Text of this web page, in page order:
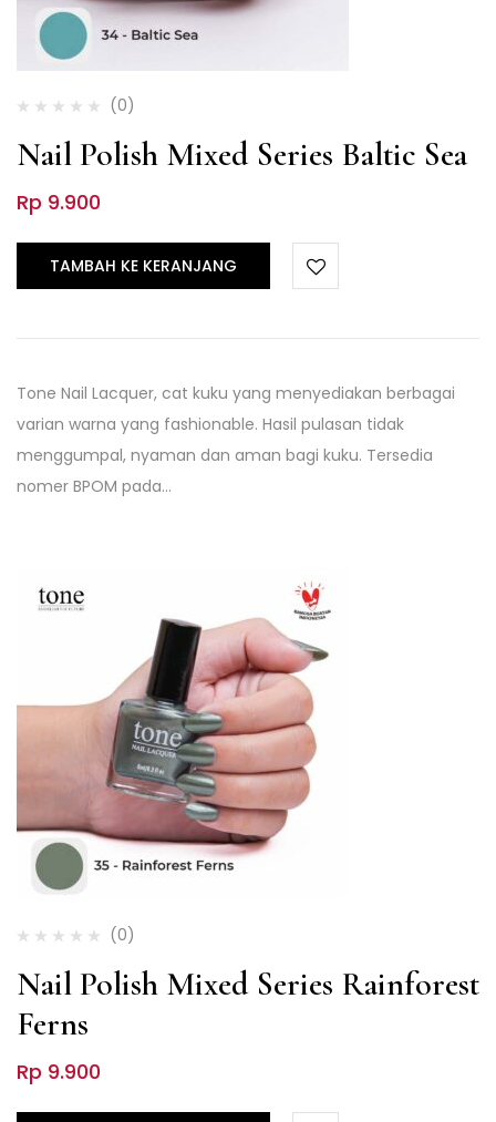
(0)
Nail Polish Mixed Series Baltic Sea
Rp 9.900
TAMBAH KE KERANJANG
Tone Nail Lacquer, cat kuku yang menyediakan berbagai
varian warna yang fashionable. Hasil pulasan tidak
menggumpal, nyaman dan aman bagi kuku. Tersedia
nomer BPOM pada…
(0)
Nail Polish Mixed Series Rainforest
Ferns
Rp 9.900